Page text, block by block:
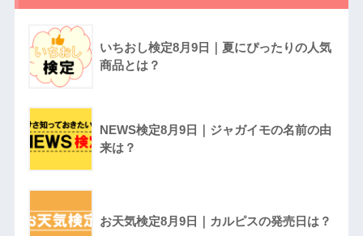
いちおし検定8月9日｜夏にぴったりの人気
商品とは？
NEWS検定8月9日｜ジャガイモの名前の由
来は？
お天気検定8月9日｜カルピスの発売日は？